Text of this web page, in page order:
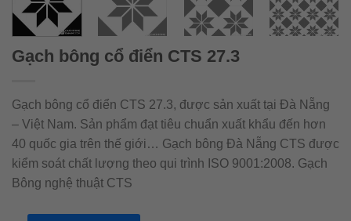
Gạch bông cổ điển CTS 27.3
Gạch bông cổ điển CTS 27.3, được sản xuất tại Đà Nẵng
– Việt Nam. Sản phẩm đạt tiêu chuẩn xuất khẩu đến hơn
40 quốc gia trên thế giới… Gạch bông Đà Nẵng CTS được
kiểm soát chất lượng theo qui trình ISO 9001:2008. Gạch
Bông nghệ thuật CTS